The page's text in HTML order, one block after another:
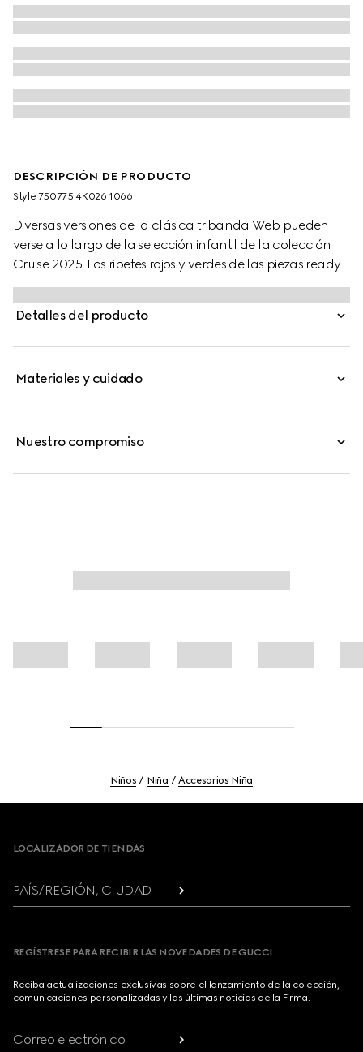
DESCRIPCIÓN DE PRODUCTO
Style ‎750775 4K026 1066
Diversas versiones de la clásica tribanda Web pueden
verse a lo largo de la selección infantil de la colección
Cruise 2025. Los ribetes rojos y verdes de las piezas ready-
to-wear, zapatillas y accesorios crean una actitud
deportiva, ideal para todo tipo de aventuras. Una
tribanda Web verde y roja define estos calcetines
Detalles del producto
Materiales y cuidado
Nuestro compromiso
Niños Niña Accesorios Niña
LOCALIZADOR DE TIENDAS
PAÍS/REGIÓN, CIUDAD
REGÍSTRESE PARA RECIBIR LAS NOVEDADES DE GUCCI
Reciba actualizaciones exclusivas sobre el lanzamiento de la colección,
comunicaciones personalizadas y las últimas noticias de la Firma.
Correo electrónico